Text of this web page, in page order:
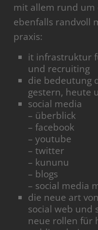
mit allem rund um
ebenfalls randvoll
praxis:
it infrastruktur
und recruiting
die bedeutung
gestern, heute
social media
– überblick
– facebook
– youtube
– twitter
– kununu
– blogs
– social media
die neue art
social web und
neue rollen für